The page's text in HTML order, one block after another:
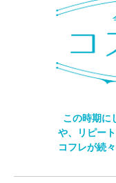
この時期に
や、リピー
コフレが続